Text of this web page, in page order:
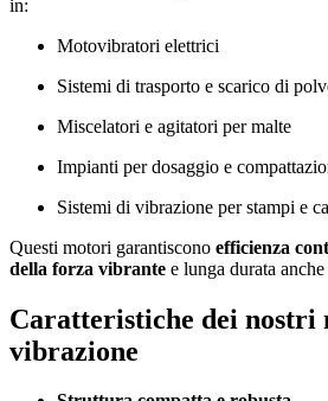
in:
Motovibratori elettrici
Sistemi di trasporto e scarico di
Miscelatori e agitatori per malte
Impianti per dosaggio e
Sistemi di vibrazione per stampi e
Questi motori garantiscono efficienza
della forza vibrante e lunga durata
Caratteristiche dei nostri
vibrazione